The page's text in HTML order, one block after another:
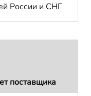
России и СНГ
поставщика